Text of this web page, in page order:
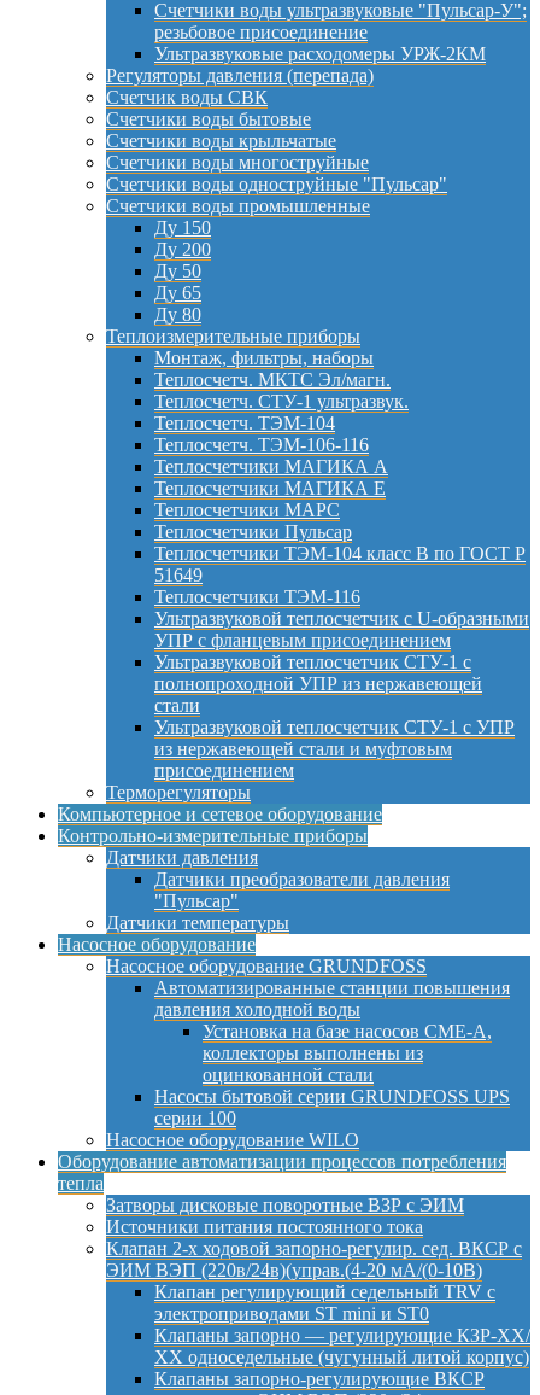
Счетчики воды ультразвуковые "Пульсар-У";
резьбовое присоединение
Ультразвуковые расходомеры УРЖ-2КМ
Регуляторы давления (перепада)
Счетчик воды СВК
Счетчики воды бытовые
Счетчики воды крыльчатые
Счетчики воды многоструйные
Счетчики воды одноструйные "Пульсар"
Счетчики воды промышленные
Ду 150
Ду 200
Ду 50
Ду 65
Ду 80
Теплоизмерительные приборы
Монтаж, фильтры, наборы
Теплосчетч. МКТС Эл/магн.
Теплосчетч. СТУ-1 ультразвук.
Теплосчетч. ТЭМ-104
Теплосчетч. ТЭМ-106-116
Теплосчетчики МАГИКА А
Теплосчетчики МАГИКА Е
Теплосчетчики МАРС
Теплосчетчики Пульсар
Теплосчетчики ТЭМ-104 класс B по ГОСТ Р
51649
Теплосчетчики ТЭМ-116
Ультразвуковой теплосчетчик с U-образными
УПР с фланцевым присоединением
Ультразвуковой теплосчетчик СТУ-1 с
полнопроходной УПР из нержавеющей
стали
Ультразвуковой теплосчетчик СТУ-1 с УПР
из нержавеющей стали и муфтовым
присоединением
Терморегуляторы
Компьютерное и сетевое оборудование
Контрольно-измерительные приборы
Датчики давления
Датчики преобразователи давления
"Пульсар"
Датчики температуры
Насосное оборудование
Насосное оборудование GRUNDFOSS
Автоматизированные станции повышения
давления холодной воды
Установка на базе насосов CME-A,
коллекторы выполнены из
оцинкованной стали
Насосы бытовой серии GRUNDFOSS UPS
серии 100
Насосное оборудование WILO
Оборудование автоматизации процессов потребления
тепла
Затворы дисковые поворотные ВЗР с ЭИМ
Источники питания постоянного тока
Клапан 2-х ходовой запорно-регулир. сед. ВКСР с
ЭИМ ВЭП (220в/24в)(управ.(4-20 мА/(0-10В)
Клапан регулирующий седельный TRV с
электроприводами ST mini и ST0
Клапаны запорно — регулирующие КЗР-ХХ/
ХХ односедельные (чугунный литой корпус)
Клапаны запорно-регулирующие ВКСР